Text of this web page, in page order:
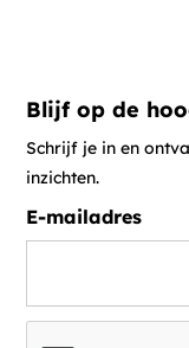
Blijf op de
Schrijf je in en
inzichten.
E-mailadres